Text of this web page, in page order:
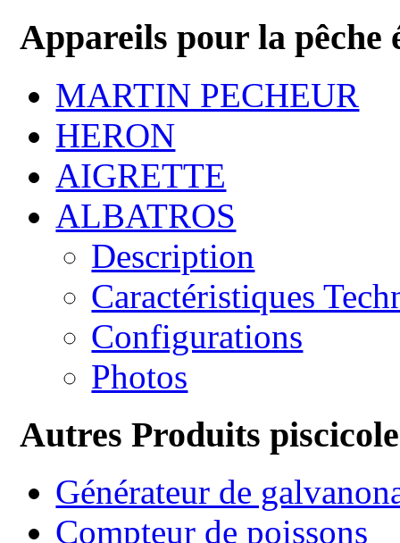
Appareils pour la pêche
MARTIN PECHEUR
HERON
AIGRETTE
ALBATROS
Description
Caractéristiques
Configurations
Photos
Autres Produits
Générateur de
Compteur de poissons